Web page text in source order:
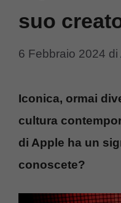
suo
6 Febbraio 2024 di
Iconica, ormai
cultura
di Apple ha un
conoscete?